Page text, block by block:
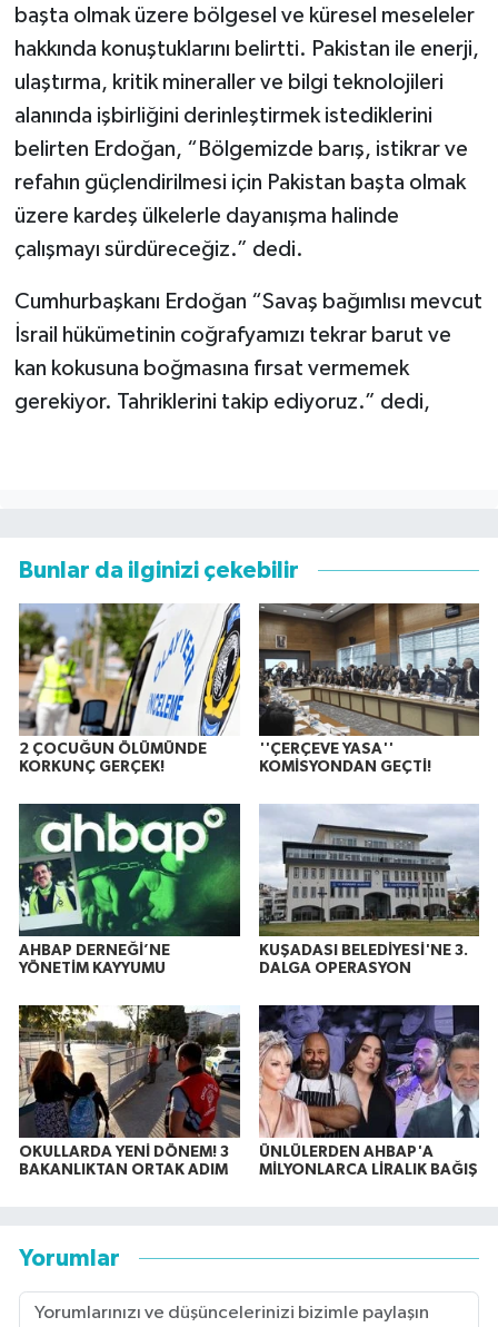
başta olmak üzere bölgesel ve küresel meseleler
hakkında konuştuklarını belirtti. Pakistan ile enerji,
ulaştırma, kritik mineraller ve bilgi teknolojileri
alanında işbirliğini derinleştirmek istediklerini
belirten Erdoğan, “Bölgemizde barış, istikrar ve
refahın güçlendirilmesi için Pakistan başta olmak
üzere kardeş ülkelerle dayanışma halinde
çalışmayı sürdüreceğiz.” dedi.
Cumhurbaşkanı Erdoğan “Savaş bağımlısı mevcut
İsrail hükümetinin coğrafyamızı tekrar barut ve
kan kokusuna boğmasına fırsat vermemek
gerekiyor. Tahriklerini takip ediyoruz.” dedi,
Bunlar da ilginizi çekebilir
2 ÇOCUĞUN ÖLÜMÜNDE
KORKUNÇ GERÇEK!
''ÇERÇEVE YASA''
KOMİSYONDAN GEÇTİ!
AHBAP DERNEĞİ’NE
YÖNETİM KAYYUMU
KUŞADASI BELEDİYESİ'NE 3.
DALGA OPERASYON
OKULLARDA YENİ DÖNEM! 3
BAKANLIKTAN ORTAK ADIM
ÜNLÜLERDEN AHBAP'A
MİLYONLARCA LİRALIK BAĞIŞ
Yorumlar